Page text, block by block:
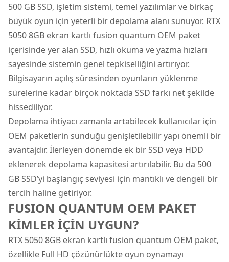
500 GB SSD, işletim sistemi, temel yazılımlar ve birkaç
büyük oyun için yeterli bir depolama alanı sunuyor. RTX
5050 8GB ekran kartlı fusion quantum OEM paket
içerisinde yer alan SSD, hızlı okuma ve yazma hızları
sayesinde sistemin genel tepkiselliğini artırıyor.
Bilgisayarın açılış süresinden oyunların yüklenme
sürelerine kadar birçok noktada SSD farkı net şekilde
hissediliyor.
Depolama ihtiyacı zamanla artabilecek kullanıcılar için
OEM paketlerin sunduğu genişletilebilir yapı önemli bir
avantajdır. İlerleyen dönemde ek bir SSD veya HDD
eklenerek depolama kapasitesi artırılabilir. Bu da 500
GB SSD’yi başlangıç seviyesi için mantıklı ve dengeli bir
tercih haline getiriyor.
FUSION QUANTUM OEM PAKET
KİMLER İÇİN UYGUN?
RTX 5050 8GB ekran kartlı fusion quantum OEM paket,
özellikle Full HD çözünürlükte oyun oynamayı